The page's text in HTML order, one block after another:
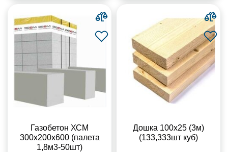
Газобетон ХСМ
300x200x600 (палета
1,8м3-50шт)
Дошка 100х25 (3м)
(133,333шт куб)